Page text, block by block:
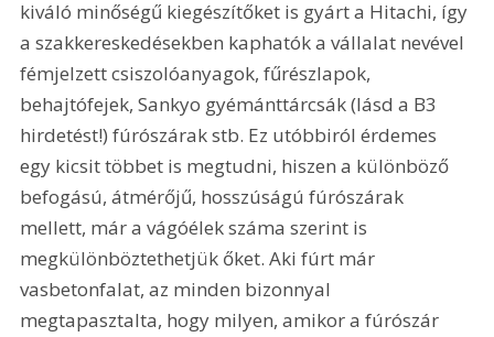
kiváló minőségű kiegészítőket is gyárt a Hitachi, így
a szakkereskedésekben kaphatók a vállalat nevével
fémjelzett csiszolóanyagok, fűrészlapok,
behajtófejek, Sankyo gyémánttárcsák (lásd a B3
hirdetést!) fúrószárak stb. Ez utóbbiról érdemes
egy kicsit többet is megtudni, hiszen a különböző
befogású, átmérőjű, hosszúságú fúrószárak
mellett, már a vágóélek száma szerint is
megkülönböztethetjük őket. Aki fúrt már
vasbetonfalat, az minden bizonnyal
megtapasztalta, hogy milyen, amikor a fúrószár